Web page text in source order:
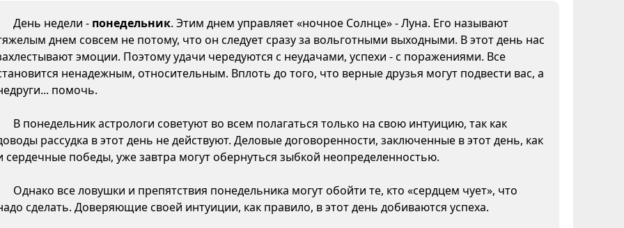
День недели - понедельник. Этим днем управляет «ночное Солнце» - Луна. Его называют
днем совсем не потому, что он следует сразу за вольготными выходными. В этот день нас
эмоции. Поэтому удачи чередуются с неудачами, успехи - с поражениями. Все
ненадежным, относительным. Вплоть до того, что верные друзья могут подвести вас, а
помочь.
В понедельник астрологи советуют во всем полагаться только на свою интуицию, так как
рассудка в этот день не действуют. Деловые договоренности, заключенные в этот день, как
сердечные победы, уже завтра могут обернуться зыбкой неопределенностью.
Однако все ловушки и препятствия понедельника могут обойти те, кто «сердцем чует», что
сделать. Доверяющие своей интуиции, как правило, в этот день добиваются успеха.